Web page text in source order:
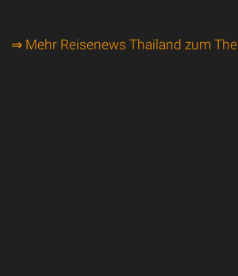
⇒ Mehr Reisenews Thailand zum